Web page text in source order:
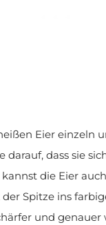
Eier einzeln
darauf, dass sie
die Eier
Spitze ins
und